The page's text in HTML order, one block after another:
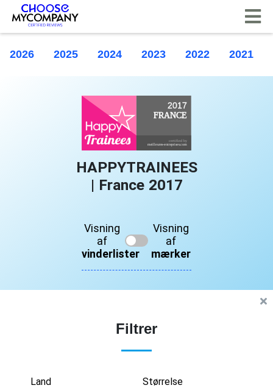
2026 2025 2024 2023 2022 2021
HAPPYTRAINEES
| France 2017
Visning
af
vinderlister
Visning
af
mærker
Filtrer
Land Størrelse
CCookie-styringspanel